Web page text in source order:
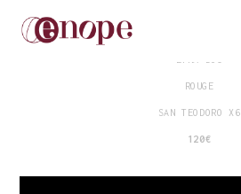
ROUGE
SAN TEODORO X6
120€